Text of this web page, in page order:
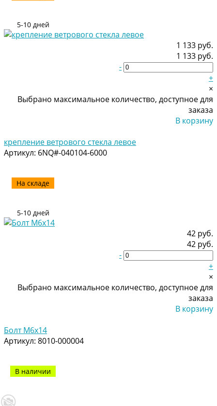
1 133 руб.
1 133 руб.
-
+
×
Выбрано максимальное количество, доступное для
заказа
В корзину
крепление ветрового стекла левое
Артикул: 6NQ#-040104-6000
На складе
5-10 дней
5-10 дней
42 руб.
42 руб.
-
+
×
Выбрано максимальное количество, доступное для
заказа
В корзину
Болт М6х14
Артикул: 8010-000004
В наличии